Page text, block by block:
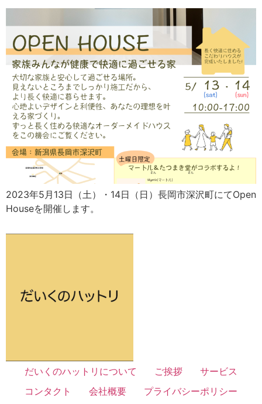
2023年5月13日（土）・14日（日）長岡市深沢町にてOpen
Houseを開催します。
だいくのハットリについて ご挨拶
サービス
コンタクト
会社概要
プライバシーポリシー